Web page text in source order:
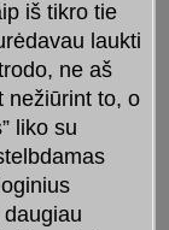
iš tikro tie
laukti
ne aš
nežiūrint to, o
liko su